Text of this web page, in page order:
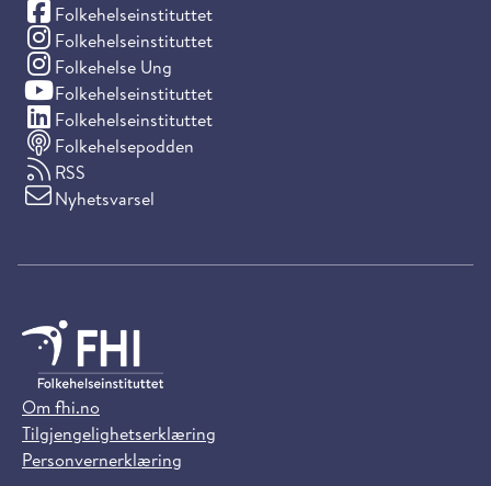
Folkehelseinstituttet
(Facebook)
Folkehelseinstituttet
(Instagram)
Folkehelse Ung
(Instagram)
Folkehelseinstituttet
(YouTube)
Folkehelseinstituttet
(LinkedIn)
Folkehelsepodden
RSS
Nyhetsvarsel
Om fhi.no
Tilgjengelighetserklæring
Personvernerklæring